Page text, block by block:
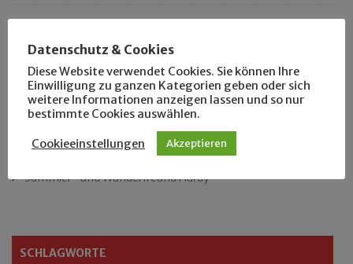
Rennfahrer in Schönefeld und Zschocher
Zu Fuß durch Anger-Crottendorf
Sammler- und Wanderfreund Hardy
SCHLAGWORTE
Datenschutz & Cookies
Diese Website verwendet Cookies. Sie können Ihre
Einwilligung zu ganzen Kategorien geben oder sich
weitere Informationen anzeigen lassen und so nur
bestimmte Cookies auswählen.
Cookieeinstellungen Akzeptieren